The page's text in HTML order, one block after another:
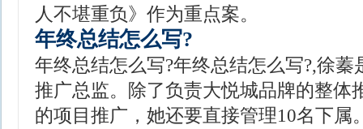
人不堪重负》作为重点案。
年终总结怎么写?
年终总结怎么写?年终总结怎么写?,徐
推广总监。除了负责大悦城品牌的整体
的项目推广，她还要直接管理10名下属